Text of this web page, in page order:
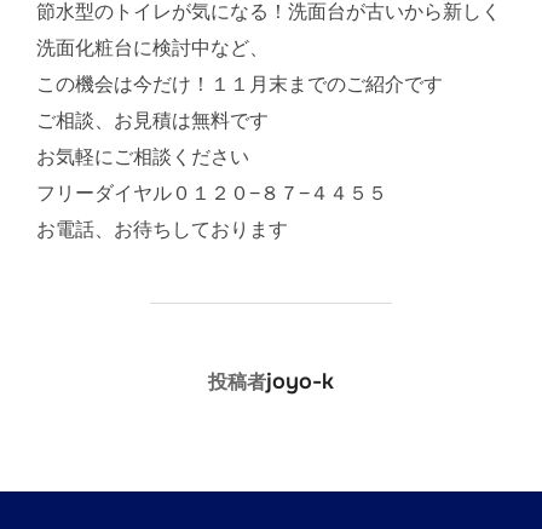
節水型のトイレが気になる！洗面台が古いから新しく
洗面化粧台に検討中など、
この機会は今だけ！１１月末までのご紹介です
ご相談、お見積は無料です
お気軽にご相談ください
フリーダイヤル０１２０−８７−４４５５
お電話、お待ちしております
投稿者
投稿者joyo-k